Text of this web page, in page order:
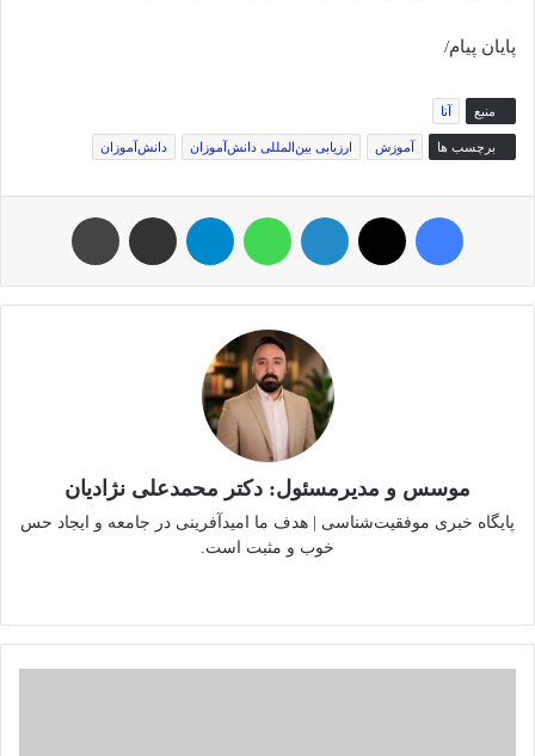
پایان پیام/
منبع آنا
برچسب ها آموزش ارزیابی بین‌المللی دانش‌آموزان دانش‌آموزان
فیس بوک لینکدین تلگرام اشتراک گذاری از طریق ایمیل
موسس و مدیرمسئول: دکتر محمدعلی نژادیان
پایگاه خبری موفقیت‌شناسی | هدف ما امیدآفرینی در جامعه و ایجاد حس
خوب و مثبت است.